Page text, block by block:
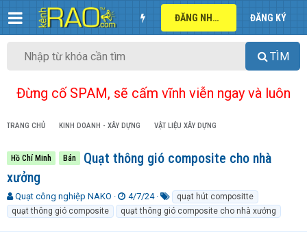
ĐĂNG NHẬP ĐĂNG KÝ
TÌM
Đừng cố SPAM, sẽ cấm vĩnh viễn ngay và luôn
TRANG CHỦ KINH DOANH - XÂY DỰNG VẬT LIỆU XÂY DỰNG
Hồ Chí Minh Bán
Quạt thông gió composite cho nhà
xưởng
T
h
r
e
Quạt công nghiệp NAKO
N
g
à
y
4/7/24
ừ
k
h
quạt hút compositte
quạt thông gió composite
quạt thông gió composite cho nhà xưởng